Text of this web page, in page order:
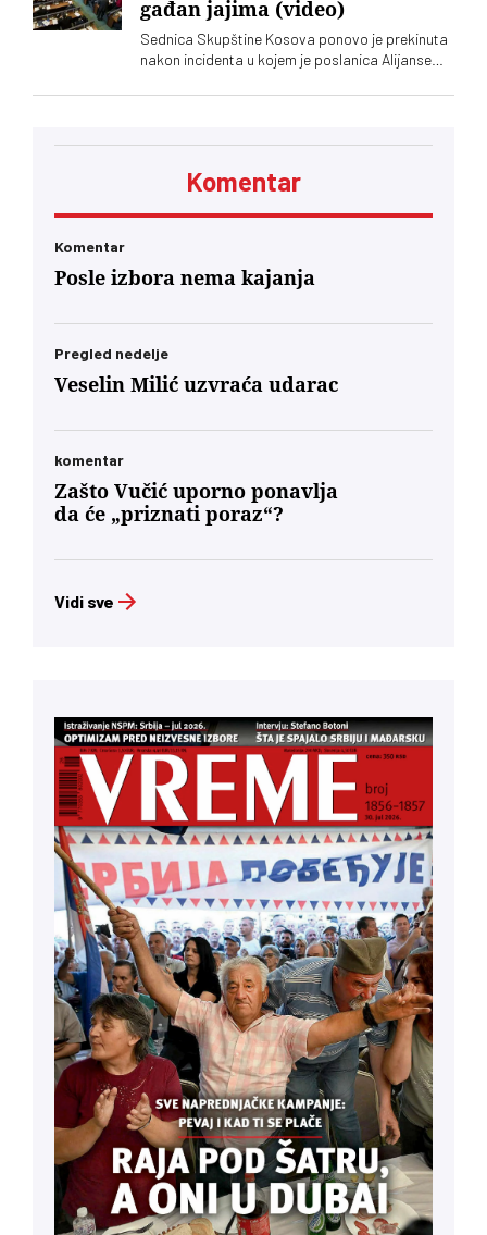
gađan jajima (video)
Sednica Skupštine Kosova ponovo je prekinuta
nakon incidenta u kojem je poslanica Alijanse
premijera Aljbina Kurtija
Komentar
Komentar
Posle izbora nema kajanja
Pregled nedelje
Veselin Milić uzvraća udarac
komentar
Zašto Vučić uporno ponavlja
da će „priznati poraz“?
Vidi sve